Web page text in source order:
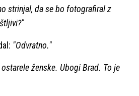
strinjal, da se bo fotografiral z
"Odvratno."
ženske. Ubogi Brad. To je